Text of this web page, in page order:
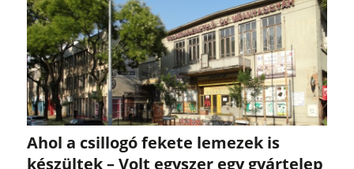
Ahol a csillogó fekete lemezek is
készültek – Volt egyszer egy gyártelep